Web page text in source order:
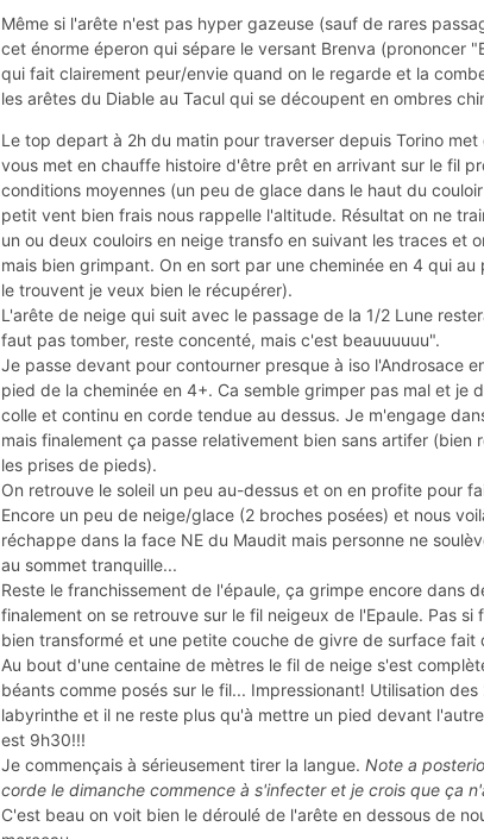
Même si l'arête n'est pas hyper gazeuse (sauf de rares
cet énorme éperon qui sépare le versant Brenva (prononcer
qui fait clairement peur/envie quand on le regarde et la
les arêtes du Diable au Tacul qui se découpent en ombres
Le top depart à 2h du matin pour traverser depuis Torino
vous met en chauffe histoire d'être prêt en arrivant sur le fil
conditions moyennes (un peu de glace dans le haut du
petit vent bien frais nous rappelle l'altitude. Résultat on ne
un ou deux couloirs en neige transfo en suivant les traces et
mais bien grimpant. On en sort par une cheminée en 4 qui
le trouvent je veux bien le récupérer).
L'arête de neige qui suit avec le passage de la 1/2 Lune
faut pas tomber, reste concenté, mais c'est beauuuuuu".
Je passe devant pour contourner presque à iso l'Androsace
pied de la cheminée en 4+. Ca semble grimper pas mal et je
colle et continu en corde tendue au dessus. Je m'engage
mais finalement ça passe relativement bien sans artifer
les prises de pieds).
On retrouve le soleil un peu au-dessus et on en profite pour
Encore un peu de neige/glace (2 broches posées) et nous
réchappe dans la face NE du Maudit mais personne ne
au sommet tranquille...
Reste le franchissement de l'épaule, ça grimpe encore dans
finalement on se retrouve sur le fil neigeux de l'Epaule. Pas
bien transformé et une petite couche de givre de surface fait
Au bout d'une centaine de mètres le fil de neige s'est
béants comme posés sur le fil... Impressionant! Utilisation
labyrinthe et il ne reste plus qu'à mettre un pied devant
est 9h30!!!
Je commençais à sérieusement tirer la langue.Note a
corde le dimanche commence à s'infecter et je crois que ça
C'est beau on voit bien le déroulé de l'arête en dessous de